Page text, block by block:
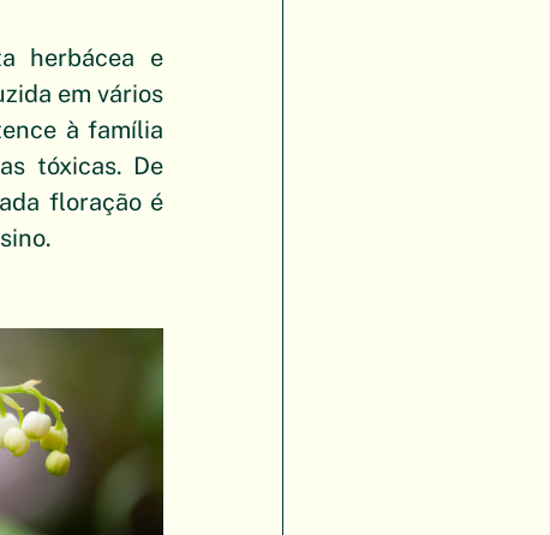
herbácea e
em vários
à família
tóxicas. De
floração é